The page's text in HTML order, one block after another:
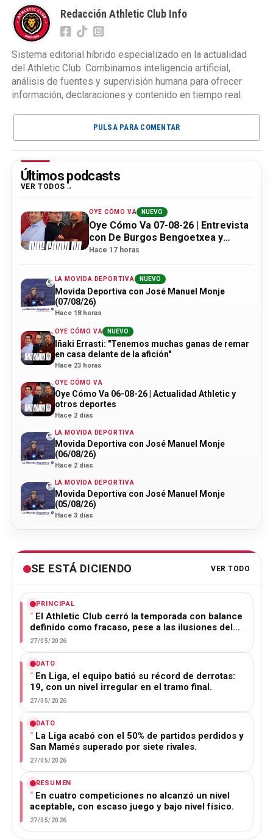
Redacción Athletic Club Info
Sistema editorial híbrido especializado en la actualidad
del Athletic Club. Combinamos inteligencia artificial,
análisis de fuentes y supervisión humana para ofrecer
información, declaraciones y contenido en tiempo real.
PULSA PARA COMENTAR
Últimos podcasts
VER TODOS
OYE CÓMO VA NUEVO
Oye Cómo Va 07-08-26 | Entrevista
con De Burgos Bengoetxea y
actualidad Athletic
Hace 17 horas
LA MOVIDA DEPORTIVA NUEVO
Movida Deportiva con José Manuel Monje
(07/08/26)
Hace 18 horas
OYE CÓMO VA NUEVO
Iñaki Errasti: "Tenemos muchas ganas de remar
en casa delante de la afición"
Hace 23 horas
OYE CÓMO VA
Oye Cómo Va 06-08-26 | Actualidad Athletic y
otros deportes
Hace 2 días
LA MOVIDA DEPORTIVA
Movida Deportiva con José Manuel Monje
(06/08/26)
Hace 2 días
LA MOVIDA DEPORTIVA
Movida Deportiva con José Manuel Monje
(05/08/26)
Hace 3 días
SE ESTÁ DICIENDO VER TODO
PRINCIPAL
El Athletic Club cerró la temporada con balance
definido como fracaso, pese a las ilusiones del…
27/05/2026
DATO
En Liga, el equipo batió su récord de derrotas:
19, con un nivel irregular en el tramo final.
27/05/2026
DATO
La Liga acabó con el 50% de partidos perdidos y
San Mamés superado por siete rivales.
27/05/2026
RESUMEN
En cuatro competiciones no alcanzó un nivel
aceptable, con escaso juego y bajo nivel físico.
27/05/2026